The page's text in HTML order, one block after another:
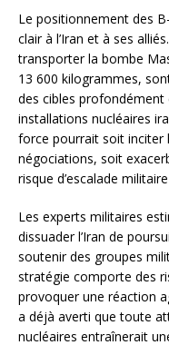
Le positionnement des
clair à l’Iran et à ses
transporter la bombe
13 600 kilogrammes,
des cibles
installations nucléaires
force pourrait soit inciter
négociations, soit
risque d’escalade
Les experts militaires
dissuader l’Iran de
soutenir des groupes
stratégie comporte des
provoquer une réaction
a déjà averti que toute
nucléaires entraînerait